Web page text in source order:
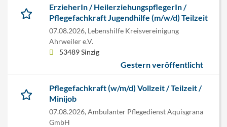
ErzieherIn / HeilerziehungspflegerIn /
Pflegefachkraft Jugendhilfe (m/w/d) Teilzeit
07.08.2026, Lebenshilfe Kreisvereinigung
Ahrweiler e.V.
53489 Sinzig
Gestern veröffentlicht
Pflegefachkraft (w/m/d) Vollzeit / Teilzeit /
Minijob
07.08.2026, Ambulanter Pflegedienst Aquisgrana
GmbH